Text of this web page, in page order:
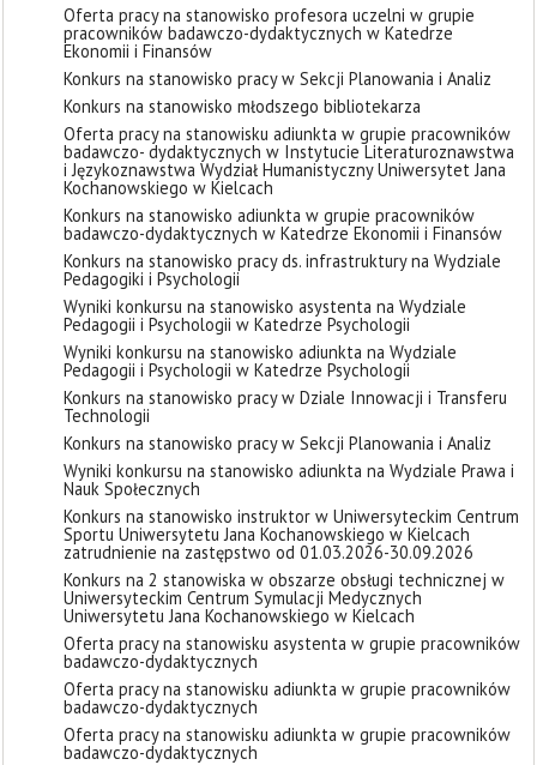
Oferta pracy na stanowisko profesora uczelni w grupie
pracowników badawczo-dydaktycznych w Katedrze
Ekonomii i Finansów
Konkurs na stanowisko pracy w Sekcji Planowania i Analiz
Konkurs na stanowisko młodszego bibliotekarza
Oferta pracy na stanowisku adiunkta w grupie pracowników
badawczo- dydaktycznych w Instytucie Literaturoznawstwa
i Językoznawstwa Wydział Humanistyczny Uniwersytet Jana
Kochanowskiego w Kielcach
Konkurs na stanowisko adiunkta w grupie pracowników
badawczo-dydaktycznych w Katedrze Ekonomii i Finansów
Konkurs na stanowisko pracy ds. infrastruktury na Wydziale
Pedagogiki i Psychologii
Wyniki konkursu na stanowisko asystenta na Wydziale
Pedagogii i Psychologii w Katedrze Psychologii
Wyniki konkursu na stanowisko adiunkta na Wydziale
Pedagogii i Psychologii w Katedrze Psychologii
Konkurs na stanowisko pracy w Dziale Innowacji i Transferu
Technologii
Konkurs na stanowisko pracy w Sekcji Planowania i Analiz
Wyniki konkursu na stanowisko adiunkta na Wydziale Prawa i
Nauk Społecznych
Konkurs na stanowisko instruktor w Uniwersyteckim Centrum
Sportu Uniwersytetu Jana Kochanowskiego w Kielcach
zatrudnienie na zastępstwo od 01.03.2026-30.09.2026
Konkurs na 2 stanowiska w obszarze obsługi technicznej w
Uniwersyteckim Centrum Symulacji Medycznych
Uniwersytetu Jana Kochanowskiego w Kielcach
Oferta pracy na stanowisku asystenta w grupie pracowników
badawczo-dydaktycznych
Oferta pracy na stanowisku adiunkta w grupie pracowników
badawczo-dydaktycznych
Oferta pracy na stanowisku adiunkta w grupie pracowników
badawczo-dydaktycznych